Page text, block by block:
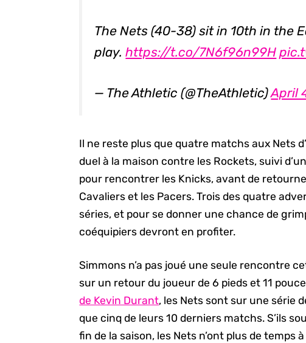
The Nets (40-38) sit in 10th in the
play.https://t.co/7N6f96n99H
— The Athletic (@TheAthletic)April
Il ne reste plus que quatre matchs aux Nets
duel à la maison contre les Rockets, suivi
pour rencontrer les Knicks, avant de
Cavaliers et les Pacers. Trois des quatre
séries, et pour se donner une chance de
coéquipiers devront en profiter.
Simmons n’a pas joué une seule rencontre
sur un retour du joueur de 6 pieds et 11
de Kevin Durant, les Nets sont sur une série
que cinq de leurs 10 derniers matchs. S’ils
fin de la saison, les Nets n’ont plus de temps